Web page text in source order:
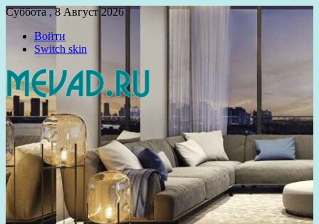
Суббота , 8 Август 2026
Войти
Switch skin